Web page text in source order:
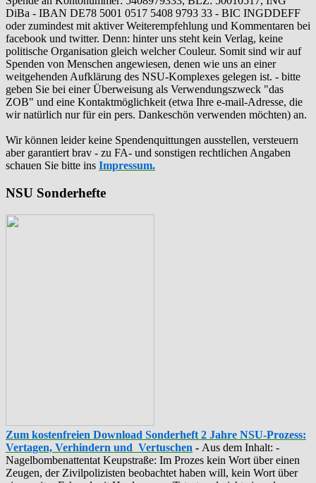
DiBa - IBAN DE78 5001 0517 5408 9793 33 - BIC INGDDEFF
oder zumindest mit aktiver Weiterempfehlung und Kommentaren bei
facebook und twitter. Denn: hinter uns steht kein Verlag, keine
politische Organisation gleich welcher Couleur. Somit sind wir auf
Spenden von Menschen angewiesen, denen wie uns an einer
weitgehenden Aufklärung des NSU-Komplexes gelegen ist. - bitte
geben Sie bei einer Überweisung als Verwendungszweck "das
ZOB" und eine Kontaktmöglichkeit (etwa Ihre e-mail-Adresse, die
wir natürlich nur für ein pers. Dankeschön verwenden möchten) an.
Wir können leider keine Spendenquittungen ausstellen, versteuern
aber garantiert brav - zu FA- und sonstigen rechtlichen Angaben
schauen Sie bitte ins Impressum.
NSU Sonderhefte
Zum kostenfreien Download Sonderheft 2 Jahre NSU-Prozess:
Vertagen, Verhindern und Vertuschen - Aus dem Inhalt: -
‪Nagelbombenattentat‬ ‎Keupstraße‬: Im Prozes kein Wort über einen
Zeugen, der Zivilpolizisten beobachtet haben will, kein Wort über